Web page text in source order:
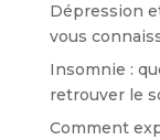
Dépression
vous
Insomnie :
retrouver le
Comment